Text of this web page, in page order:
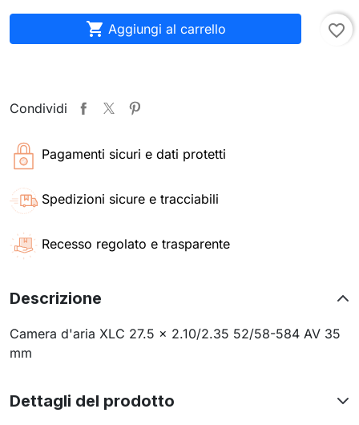
 Aggiungi al carrello favorite_border
Condividi
Pagamenti sicuri e dati protetti
Spedizioni sicure e tracciabili
Recesso regolato e trasparente
Descrizione
Camera d'aria XLC 27.5 x 2.10/2.35 52/58-584 AV 35
mm
Dettagli del prodotto